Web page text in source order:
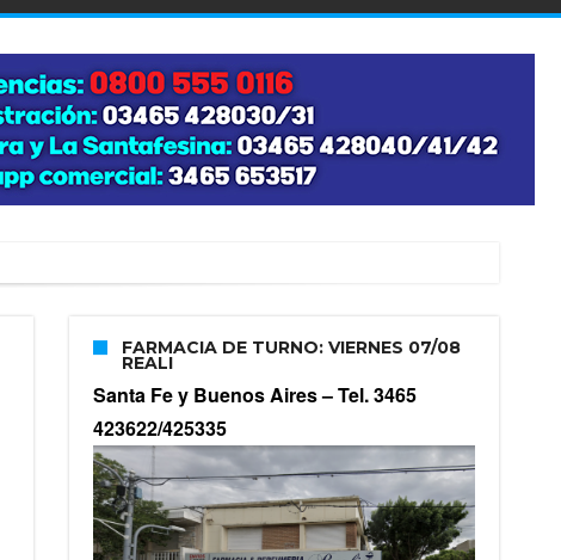
FARMACIA DE TURNO: VIERNES 07/08
REALI
Santa Fe y Buenos Aires –Tel. 3465
423622/425335